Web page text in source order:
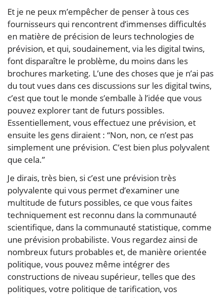
Et je ne peux m’empêcher de penser à tous ces
fournisseurs qui rencontrent d’immenses difficultés
en matière de précision de leurs technologies de
prévision, et qui, soudainement, via les digital twins,
font disparaître le problème, du moins dans les
brochures marketing. L’une des choses que je n’ai pas
du tout vues dans ces discussions sur les digital twins,
c’est que tout le monde s’emballe à l’idée que vous
pouvez explorer tant de futurs possibles.
Essentiellement, vous effectuez une prévision, et
ensuite les gens diraient : “Non, non, ce n’est pas
simplement une prévision. C’est bien plus polyvalent
que cela.”
Je dirais, très bien, si c’est une prévision très
polyvalente qui vous permet d’examiner une
multitude de futurs possibles, ce que vous faites
techniquement est reconnu dans la communauté
scientifique, dans la communauté statistique, comme
une prévision probabiliste. Vous regardez ainsi de
nombreux futurs probables et, de manière orientée
politique, vous pouvez même intégrer des
constructions de niveau supérieur, telles que des
politiques, votre politique de tarification, vos